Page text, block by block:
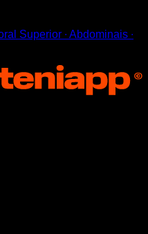
Superior ∙ Abdominais ∙